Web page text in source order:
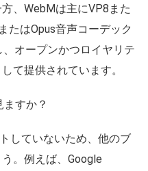
、WebMは主にVP8また
たはOpus音声コーデック
オープンかつロイヤリテ
て提供されています。
すか？
していないため、他のブ
。例えば、Google